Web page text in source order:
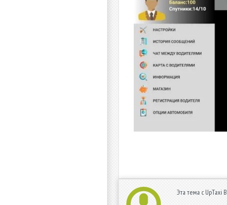
Эта тема с UpTaxi